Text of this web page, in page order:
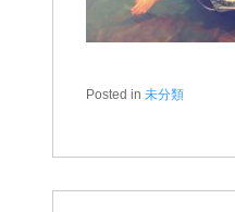
Posted in 未分類